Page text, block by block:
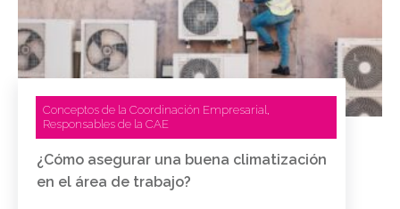
Conceptos de la Coordinación Empresarial,
Responsables de la CAE
¿Cómo asegurar una buena climatización
en el área de trabajo?